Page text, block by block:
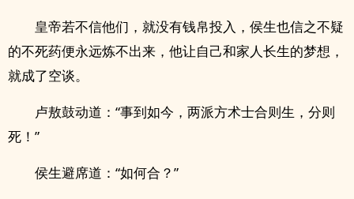
皇帝若不信他们，就没有钱帛投入，侯生也信之不疑
的不死药便永远炼不出来，他让自己和家人长生的梦想，
就成了空谈。
卢敖鼓动道：“事到如今，两派方术士合则生，分则
死！”
侯生避席道：“如何合？”